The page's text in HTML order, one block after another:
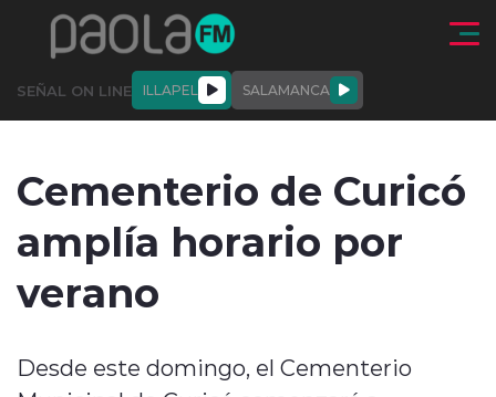
Click acá para ir directamente al contenido
SEÑAL ON LINE ILLAPEL SALAMANCA
DEPORTES ENTREVISTAS SOMOS
Cementerio de Curicó
amplía horario por
verano
Desde este domingo, el Cementerio